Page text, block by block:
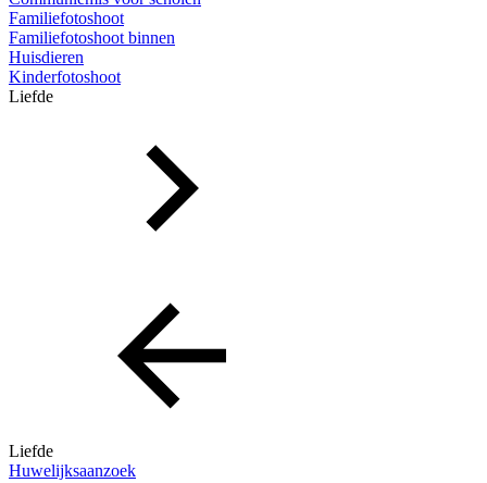
Familiefotoshoot
Familiefotoshoot binnen
Huisdieren
Kinderfotoshoot
Liefde
Liefde
Huwelijksaanzoek